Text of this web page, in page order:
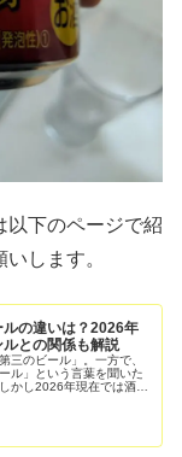
以下のページで紹
します。
の違いは？2026年
との関係も解説
三のビール」。一方で、
ル」という言葉を聞いた
かし2026年現在では酒税